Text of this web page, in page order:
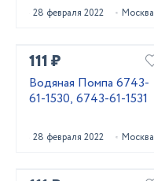
28 февраля 2022 Москва
111 ₽
Водяная Помпа 6743-
61-1530, 6743-61-1531
28 февраля 2022 Москва